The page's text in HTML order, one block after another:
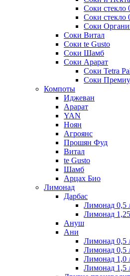
Соки стекло
Соки стекло
Соки
Соки Витал
Соки te Gusto
Соки Шамб
Соки Арарат
Соки Tetra
Соки
Компоты
Иджеван
Арарат
YAN
Ноян
Агроянс
Прошян Фуд
Витал
te Gusto
Шамб
Арцах Био
Лимонад
Дарбас
Лимонад 0,5
Лимонад
Ануш
Ани
Лимонад 0,5
Лимонад
Лимонад
Лимонад